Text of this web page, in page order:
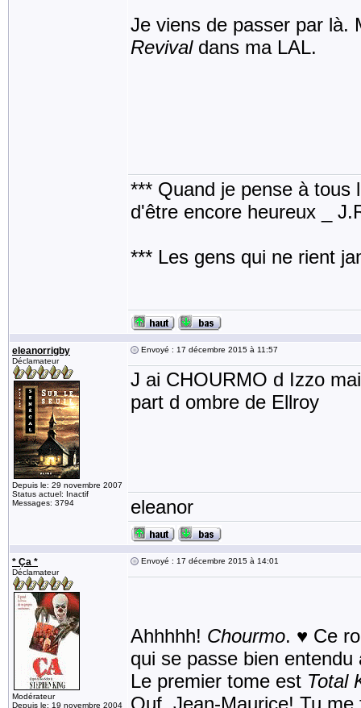
Je viens de passer par là.
Revivaldans ma LAL.
*** Quand je pense à tous
d'être encore heureux _
*** Les gens qui ne rient
eleanorrigby
Déclamateur
Depuis le: 29 novembre 2007
Status actuel: Inactif
Messages: 3794
Envoyé : 17 décembre 2015 à 11:57
J ai CHOURMO d Izzo
part d ombre de Ellroy
eleanor
* Ça *
Déclamateur
Modérateur
Depuis le: 19 novembre 2004
Envoyé : 17 décembre 2015 à 14:01
Ahhhhh! Chourmo. ♥ Ce
qui se passe bien entendu
Le premier tome est Total
Ouf, Jean-Maurice! Tu